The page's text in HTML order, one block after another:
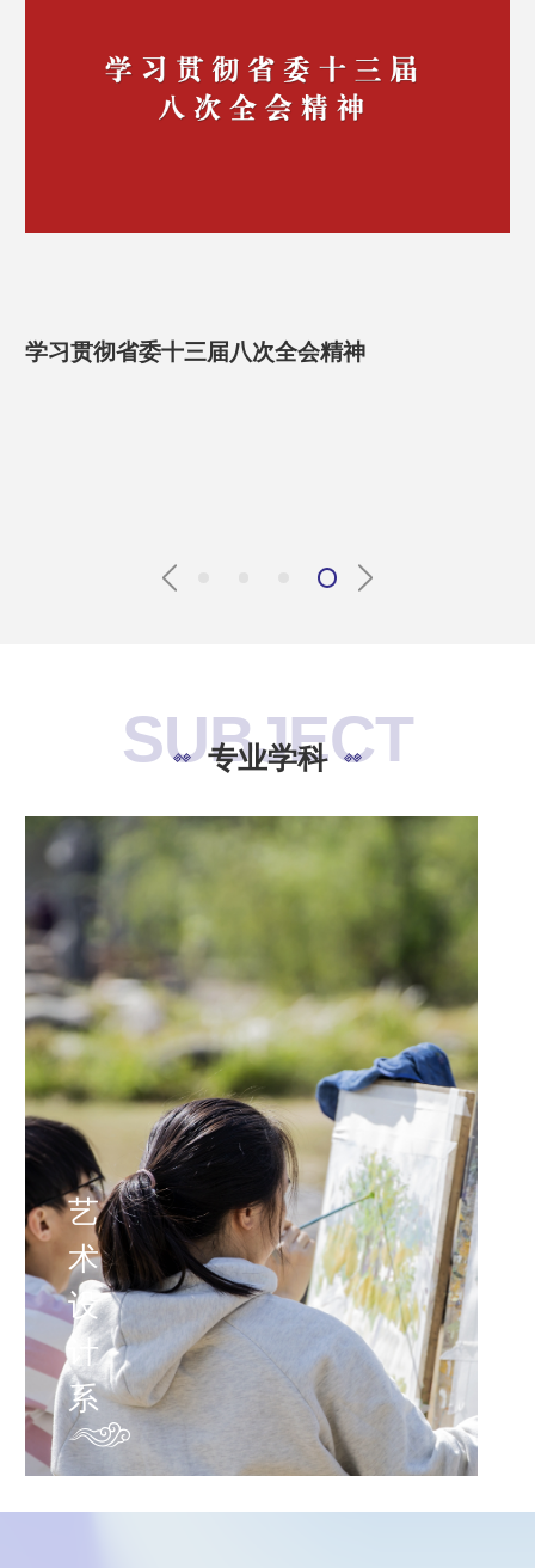
学习贯彻省委十三届八次全会精神
SUBJECT
专业学科
艺
术
设
计
系